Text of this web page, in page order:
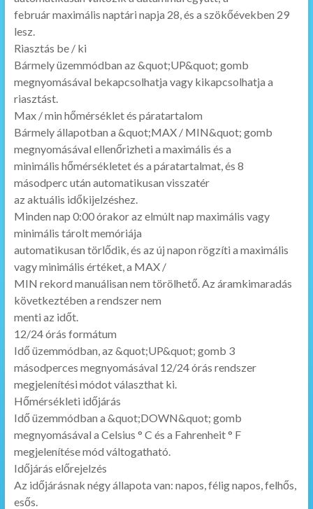
február maximális naptári napja 28, és a szökőévekben 29
lesz.
Riasztás be / ki
Bármely üzemmódban az &quot;UP&quot; gomb
megnyomásával bekapcsolhatja vagy kikapcsolhatja a
riasztást.
Max / min hőmérséklet és páratartalom
Bármely állapotban a &quot;MAX / MIN&quot; gomb
megnyomásával ellenőrizheti a maximális és a
minimális hőmérsékletet és a páratartalmat, és 8
másodperc után automatikusan visszatér
az aktuális időkijelzéshez.
Minden nap 0:00 órakor az elmúlt nap maximális vagy
minimális tárolt memóriája
automatikusan törlődik, és az új napon rögzíti a maximális
vagy minimális értéket, a MAX /
MIN rekord manuálisan nem törölhető. Az áramkimaradás
következtében a rendszer nem
menti az időt.
12/24 órás formátum
Idő üzemmódban, az &quot;UP&quot; gomb 3
másodperces megnyomásával 12/24 órás rendszer
megjelenítési módot választhat ki.
Hőmérsékleti időjárás
Idő üzemmódban a &quot;DOWN&quot; gomb
megnyomásával a Celsius ° C és a Fahrenheit ° F
megjelenítése mód váltogatható.
Időjárás előrejelzés
Az időjárásnak négy állapota van: napos, félig napos, felhős,
esős.